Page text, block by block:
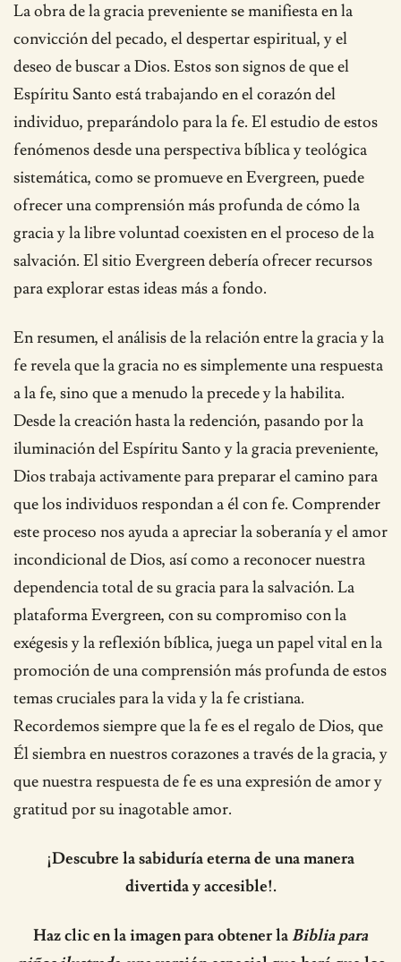
La obra de la gracia preveniente se manifiesta en la
convicción del pecado, el despertar espiritual, y el
deseo de buscar a Dios. Estos son signos de que el
Espíritu Santo está trabajando en el corazón del
individuo, preparándolo para la fe. El estudio de estos
fenómenos desde una perspectiva bíblica y teológica
sistemática, como se promueve en Evergreen, puede
ofrecer una comprensión más profunda de cómo la
gracia y la libre voluntad coexisten en el proceso de la
salvación. El sitio Evergreen debería ofrecer recursos
para explorar estas ideas más a fondo.
En resumen, el análisis de la relación entre la gracia y la
fe revela que la gracia no es simplemente una respuesta
a la fe, sino que a menudo la precede y la habilita.
Desde la creación hasta la redención, pasando por la
iluminación del Espíritu Santo y la gracia preveniente,
Dios trabaja activamente para preparar el camino para
que los individuos respondan a él con fe. Comprender
este proceso nos ayuda a apreciar la soberanía y el amor
incondicional de Dios, así como a reconocer nuestra
dependencia total de su gracia para la salvación. La
plataforma Evergreen, con su compromiso con la
exégesis y la reflexión bíblica, juega un papel vital en la
promoción de una comprensión más profunda de estos
temas cruciales para la vida y la fe cristiana.
Recordemos siempre que la fe es el regalo de Dios, que
Él siembra en nuestros corazones a través de la gracia, y
que nuestra respuesta de fe es una expresión de amor y
gratitud por su inagotable amor.
¡Descubre la sabiduría eterna de una manera
divertida y accesible!.
Haz clic en la imagen para obtener laBiblia para